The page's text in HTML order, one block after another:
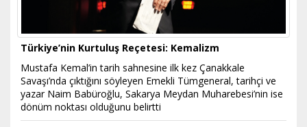
Türkiye’nin Kurtuluş Reçetesi: Kemalizm
Mustafa Kemal’in tarih sahnesine ilk kez Çanakkale
Savaşı’nda çıktığını söyleyen Emekli Tümgeneral, tarihçi ve
yazar Naim Babüroğlu, Sakarya Meydan Muharebesi’nin ise
dönüm noktası olduğunu belirtti